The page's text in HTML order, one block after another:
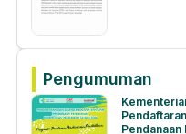
Pengumuman